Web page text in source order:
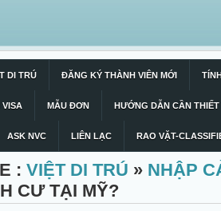
DI TRÚ ĐĂNG KÝ THÀNH VIÊN MỚI
VISA MẪU ĐƠN HƯỚNG DẪN CẦN THIẾT
ASK NVC LIÊN LẠC RAO VẶT-
: VIỆT DI TRÚ » NHẬP
CƯ TẠI MỸ?